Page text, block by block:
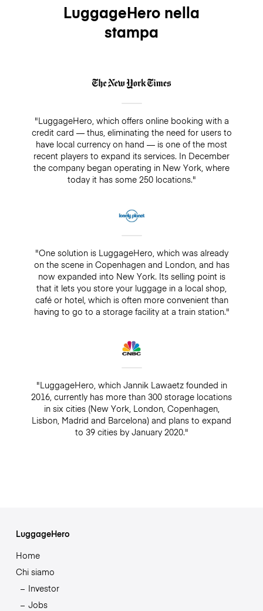
LuggageHero nella
stampa
"LuggageHero, which offers online booking with a
credit card — thus, eliminating the need for users to
have local currency on hand — is one of the most
recent players to expand its services. In December
the company began operating in New York, where
today it has some 250 locations."
"One solution is LuggageHero, which was already
on the scene in Copenhagen and London, and has
now expanded into New York. Its selling point is
that it lets you store your luggage in a local shop,
café or hotel, which is often more convenient than
having to go to a storage facility at a train station."
"LuggageHero, which Jannik Lawaetz founded in
2016, currently has more than 300 storage locations
in six cities (New York, London, Copenhagen,
Lisbon, Madrid and Barcelona) and plans to expand
to 39 cities by January 2020."
LuggageHero
Home
Chi siamo
Investor
Jobs